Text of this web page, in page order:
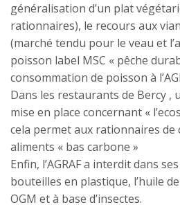
généralisation d’un plat
rationnaires), le recours aux
(marché tendu pour le veau et
poisson label MSC « pêche
consommation de poisson à
Dans les restaurants de Bercy ,
mise en place concernant «
cela permet aux rationnaires de
aliments « bas carbone »
Enfin, l’AGRAF a interdit dans
bouteilles en plastique, l’huile
OGM et à base d’insectes.